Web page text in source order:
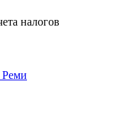
налогов
Реми